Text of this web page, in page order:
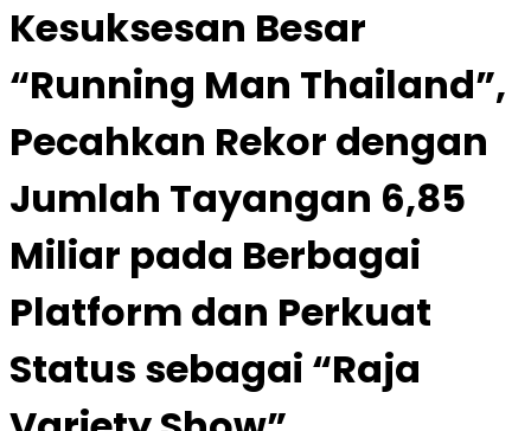
Kesuksesan Besar
“Running Man Thailand”,
Pecahkan Rekor dengan
Jumlah Tayangan 6,85
Miliar pada Berbagai
Platform dan Perkuat
Status sebagai “Raja